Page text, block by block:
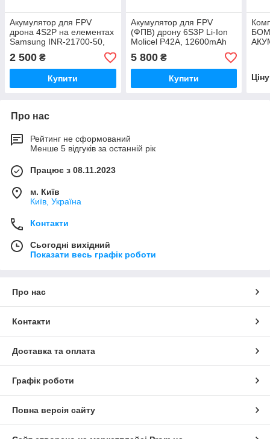
Акумулятор для FPV
дрона 4S2P на елементах
Samsung INR-21700-50,
10 000 mAh
2 500 ₴
Купити
Акумулятор для FPV
(ФПВ) дрону 6S3P Li-Ion
Molicel P42A, 12600mAh
5 800₴
Купити
Про нас
Рейтинг не сформований
Менше 5 відгуків за останній рік
Працює з 08.11.2023
м. Київ
Київ, Україна
Контакти
Сьогодні вихідний
Показати весь графік роботи
Про нас
Контакти
Доставка та оплата
Графік роботи
Повна версія сайту